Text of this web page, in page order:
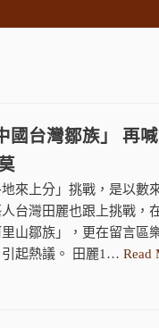
國台灣鄒族」 再
來上分」挑戰，是以數
台灣田麗也跟上挑戰，
山鄒族」，更在留言區
起熱議。 田麗1… Read